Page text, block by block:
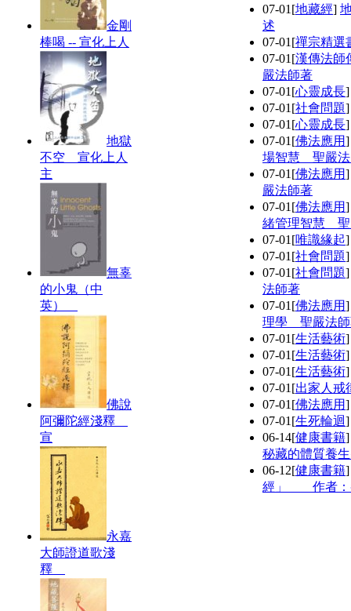
金剛
棒喝 -- 宣化上人
地獄
不空 宣化上人
主
無辜
的小鬼（中
英）
佛說
阿彌陀經淺釋
宣
永嘉
大師證道歌淺
釋
07-01 [地藏經]
述
07-01 [禪宗精選
07-01 [漢傳法師
嚴法師著
07-01 [心靈成長
07-01 [社會問題
07-01 [心靈成長
07-01 [佛法應用
場智慧 聖嚴
07-01 [佛法應用
嚴法師著
07-01 [佛法應用
緒管理智慧
07-01 [唯識緣起
07-01 [社會問題
07-01 [社會問題
法師著
07-01 [佛法應用
理學 聖嚴法
07-01 [生活藝術
07-01 [生活藝術
07-01 [生活藝術
07-01 [出家人戒
07-01 [佛法應用
07-01 [生死輪迴
06-14[健康書籍
秘藏的體質養
06-12[健康書籍
經」 作者：